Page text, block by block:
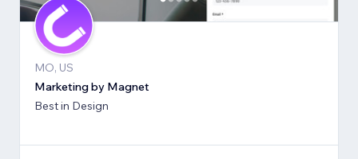
MO, US
Marketing by Magnet
Best in Design